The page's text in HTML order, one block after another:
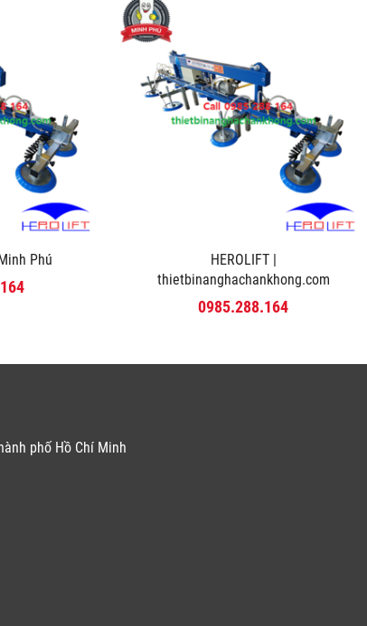
Phú
HEROLIFT |
thietbinanghachankhong.com
0985.288.164
phố Hồ Chí Minh